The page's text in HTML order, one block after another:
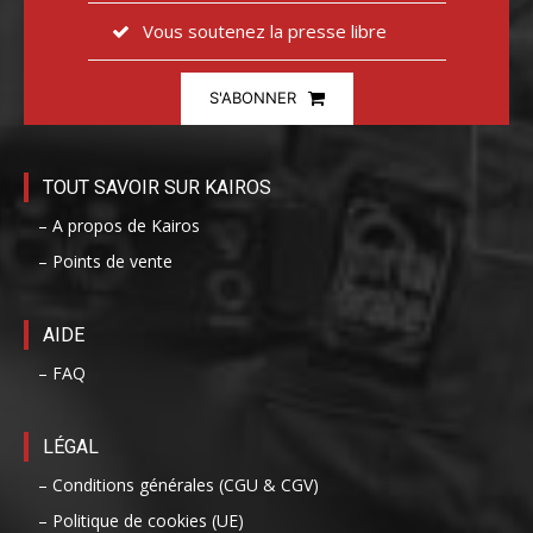
Vous soutenez la presse libre
S'ABONNER
TOUT SAVOIR SUR KAIROS
– A propos de Kairos
– Points de vente
AIDE
– FAQ
LÉGAL
– Conditions générales (CGU & CGV)
– Politique de cookies (UE)